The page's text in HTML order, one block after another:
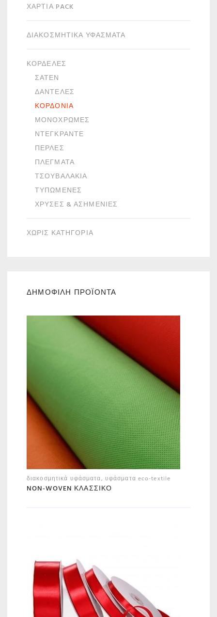
ΧΑΡΤΙΆ PACK
ΔΙΑΚΟΣΜΗΤΙΚΆ ΥΦΆΣΜΑΤΑ
ΚΟΡΔΈΛΕΣ
ΣΑΤΈΝ
ΔΑΝΤΈΛΕΣ
ΚΟΡΔΌΝΙΑ
ΜΟΝΌΧΡΩΜΕΣ
ΝΤΕΓΚΡΑΝΤΈ
ΠΈΡΛΕΣ
ΠΛΈΓΜΑΤΑ
ΤΣΟΥΒΑΛΆΚΙΑ
ΤΥΠΩΜΈΝΕΣ
ΧΡΥΣΈΣ & ΑΣΗΜΈΝΙΕΣ
ΧΩΡΙΣ ΚΑΤΗΓΟΡΙΑ
ΔΗΜΟΦΙΛΗ ΠΡΟΪΟΝΤΑ
διακοσμητικά υφάσματα, υφάσματα eco-textile
NON-WOVEN ΚΛΑΣΣΙΚΌ